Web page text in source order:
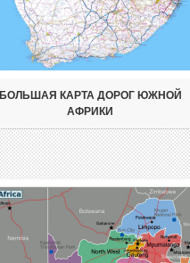
БОЛЬШАЯ КАРТА ДОРОГ ЮЖНОЙ
АФРИКИ